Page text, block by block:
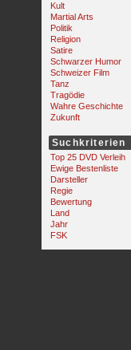
Kult
Martial Arts
Politik
Religion
Satire
Schwarzer Humor
Schweizer Film
Tanz
Tragödie
Wahre Geschichte
Zukunft
Suchkriterien
Top 25 DVD Verleih
Ewige Bestenliste
Darsteller
Regie
Bewertung
Land
Jahr
FSK